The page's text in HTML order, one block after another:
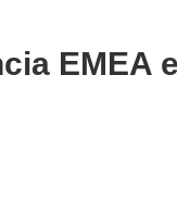
EMEA e